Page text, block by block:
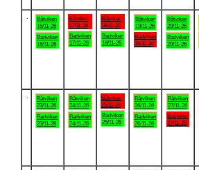
Båtviken
16/11-26
Badviken
16/11-26
Båtviken
17/11-26
Badviken
17/11-26
Båtviken
18/11-26
Badviken
18/11-26
Båtviken
19/11-26
Badviken
19/11-26
Båtviken
20/11-26
Badviken
20/11-26
Båtviken
23/11-26
Badviken
23/11-26
Båtviken
24/11-26
Badviken
24/11-26
Båtviken
25/11-26
Badviken
25/11-26
Båtviken
26/11-26
Badviken
26/11-26
Båtviken
27/11-26
Badviken
27/11-26